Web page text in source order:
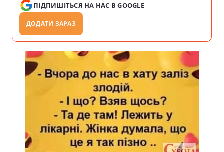
ПІДПИШІТЬСЯ НА НАС В GOOGLE
ДОДАТИ ЗАРАЗ